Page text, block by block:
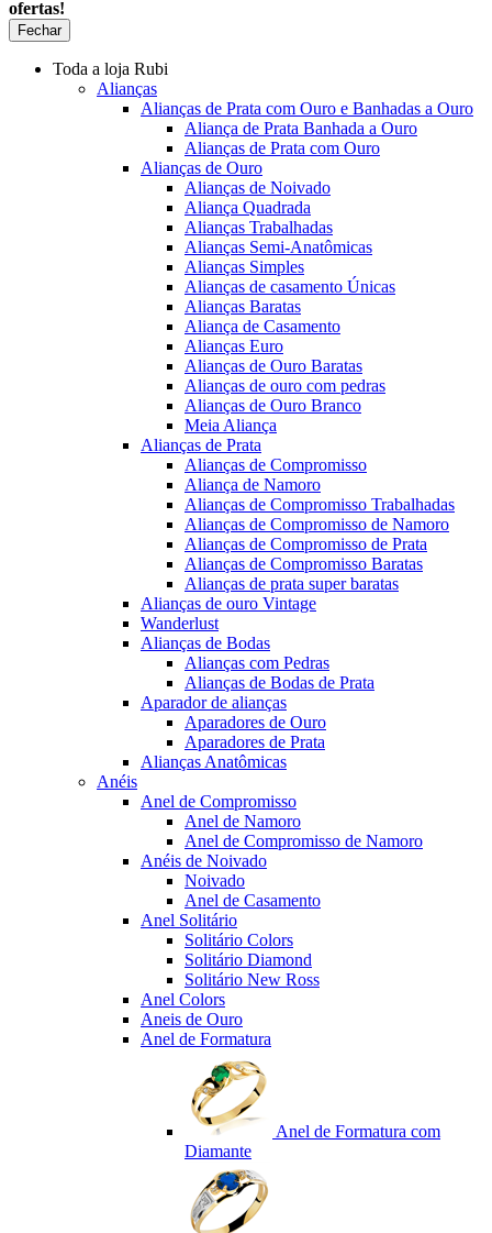
ofertas!
Fechar
Toda a loja Rubi
Alianças
Alianças de Prata com Ouro e Banhadas a Ouro
Aliança de Prata Banhada a Ouro
Alianças de Prata com Ouro
Alianças de Ouro
Alianças de Noivado
Aliança Quadrada
Alianças Trabalhadas
Alianças Semi-Anatômicas
Alianças Simples
Alianças de casamento Únicas
Alianças Baratas
Aliança de Casamento
Alianças Euro
Alianças de Ouro Baratas
Alianças de ouro com pedras
Alianças de Ouro Branco
Meia Aliança
Alianças de Prata
Alianças de Compromisso
Aliança de Namoro
Alianças de Compromisso Trabalhadas
Alianças de Compromisso de Namoro
Alianças de Compromisso de Prata
Alianças de Compromisso Baratas
Alianças de prata super baratas
Alianças de ouro Vintage
Wanderlust
Alianças de Bodas
Alianças com Pedras
Alianças de Bodas de Prata
Aparador de alianças
Aparadores de Ouro
Aparadores de Prata
Alianças Anatômicas
Anéis
Anel de Compromisso
Anel de Namoro
Anel de Compromisso de Namoro
Anéis de Noivado
Noivado
Anel de Casamento
Anel Solitário
Solitário Colors
Solitário Diamond
Solitário New Ross
Anel Colors
Aneis de Ouro
Anel de Formatura
Anel de Formatura com
Diamante